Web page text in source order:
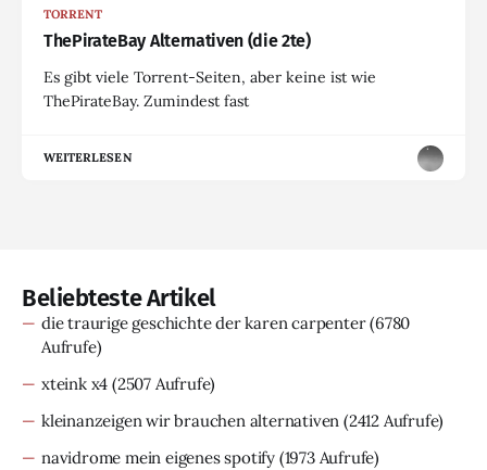
TORRENT
ThePirateBay Alternativen (die 2te)
Es gibt viele Torrent-Seiten, aber keine ist wie
ThePirateBay. Zumindest fast
WEITERLESEN
Beliebteste Artikel
die traurige geschichte der karen carpenter(6780
Aufrufe)
xteink x4 (2507 Aufrufe)
kleinanzeigen wir brauchen alternativen (2412 Aufrufe)
navidrome mein eigenes spotify (1973 Aufrufe)